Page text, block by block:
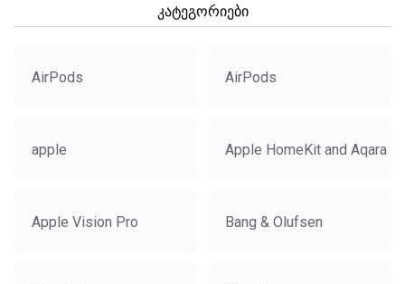
კატეგორიები
AirPods AirPods
apple Apple HomeKit and Aqara
Apple Vision Pro Bang & Olufsen